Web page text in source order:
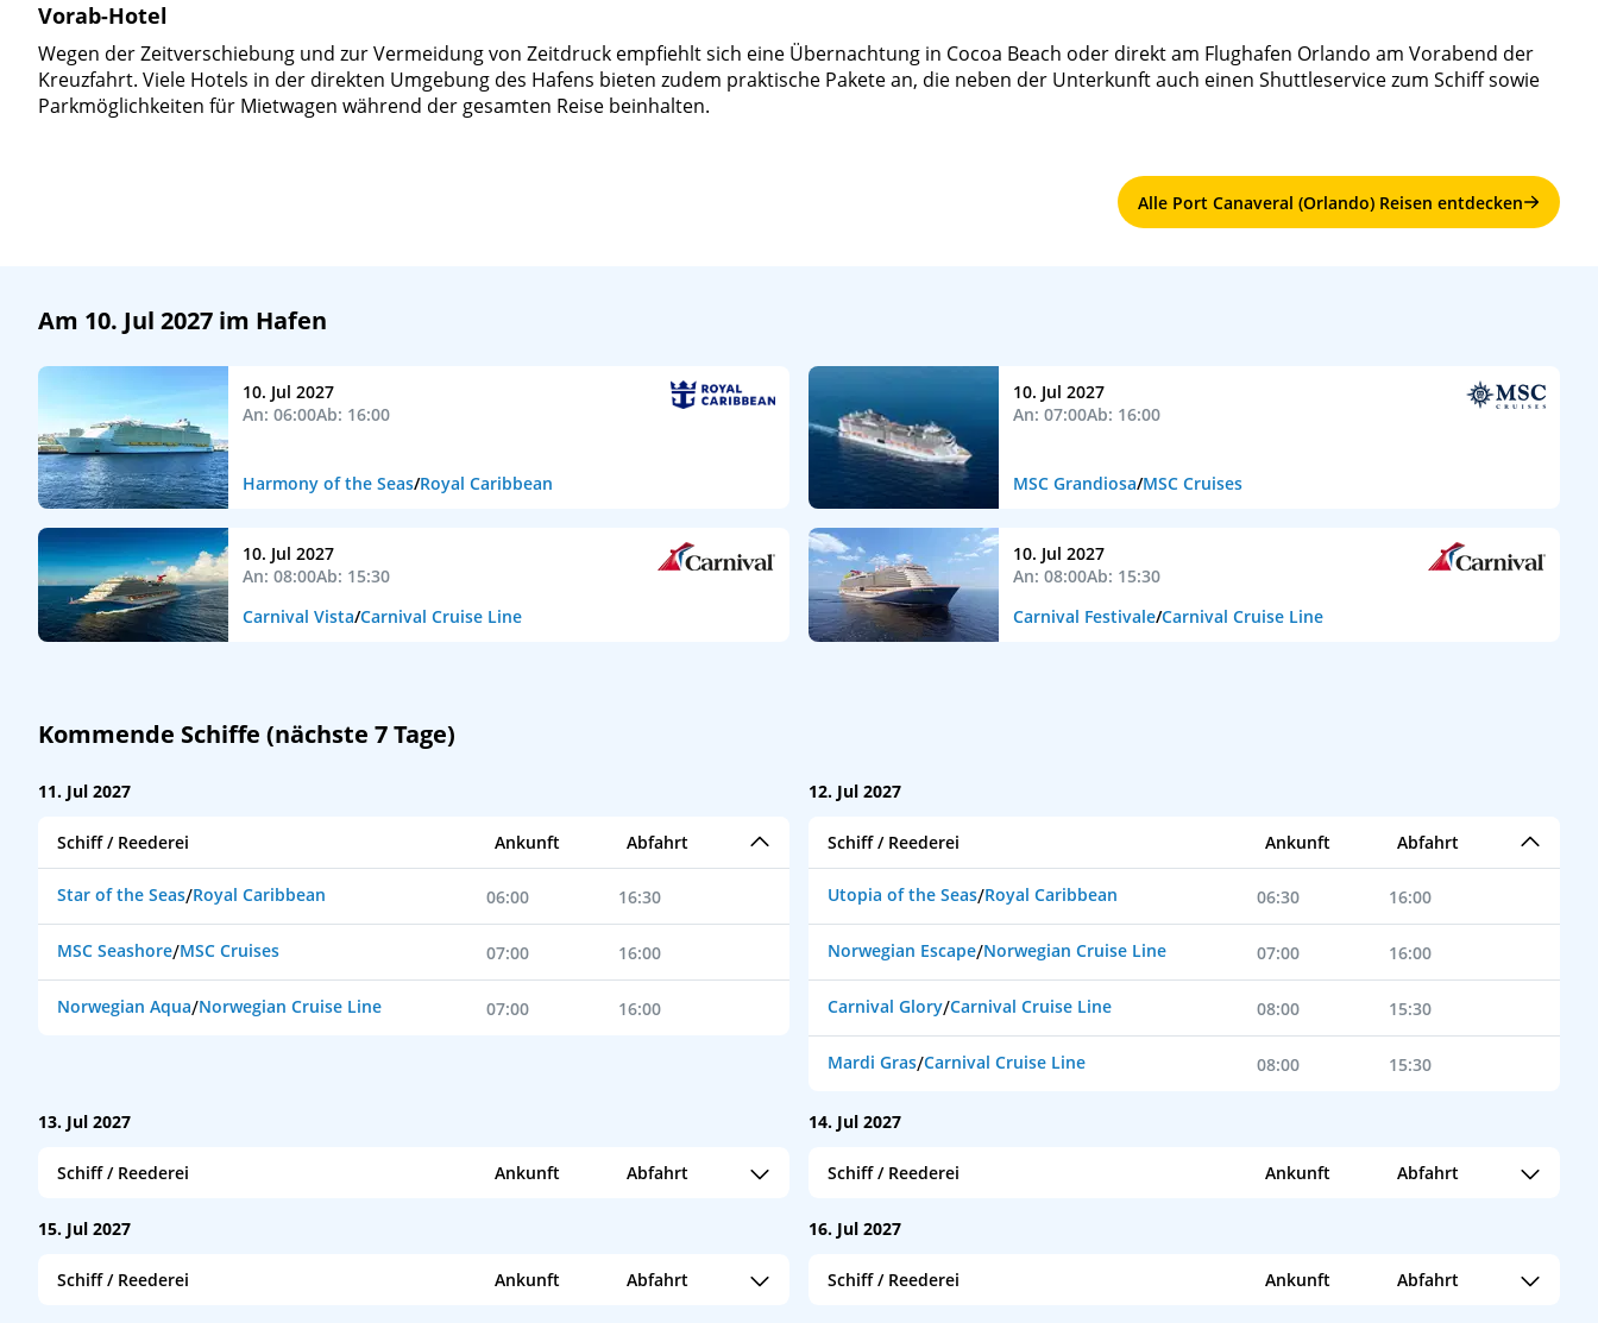
Vorab-Hotel
Wegen der Zeitverschiebung und zur Vermeidung von Zeitdruck empfiehlt sich eine Übernachtung in Cocoa Beach oder direkt am Flughafen Orlando am Vorabend der
Kreuzfahrt. Viele Hotels in der direkten Umgebung des Hafens bieten zudem praktische Pakete an, die neben der Unterkunft auch einen Shuttleservice zum Schiff sowie
Parkmöglichkeiten für Mietwagen während der gesamten Reise beinhalten.
Alle Port Canaveral (Orlando) Reisen entdecken
Am 10. Jul 2027 im Hafen
10. Jul 2027
An: 06:00Ab: 16:00
Harmony of the Seas/Royal Caribbean
10. Jul 2027
An: 07:00Ab: 16:00
MSC Grandiosa/MSC Cruises
10. Jul 2027
An: 08:00Ab: 15:30
Carnival Vista/Carnival Cruise Line
10. Jul 2027
An: 08:00Ab: 15:30
Carnival Festivale/Carnival Cruise Line
Kommende Schiffe (nächste 7 Tage)
11. Jul 2027
Schiff / Reederei Ankunft Abfahrt
Star of the Seas/Royal Caribbean 06:00 16:30
MSC Seashore/MSC Cruises 07:00 16:00
Norwegian Aqua/Norwegian Cruise Line 07:00 16:00
12. Jul 2027
Schiff / Reederei Ankunft Abfahrt
Utopia of the Seas/Royal Caribbean 06:30 16:00
Norwegian Escape/Norwegian Cruise Line 07:00 16:00
Carnival Glory/Carnival Cruise Line 08:00 15:30
Mardi Gras/Carnival Cruise Line 08:00 15:30
13. Jul 2027
Schiff / Reederei Ankunft Abfahrt
Oasis of the Seas
14. Jul 2027
Schiff / Reederei Ankunft Abfahrt
Adventure of the Seas
15. Jul 2027
Schiff / Reederei Ankunft Abfahrt
16. Jul 2027
Schiff / Reederei Ankunft Abfahrt